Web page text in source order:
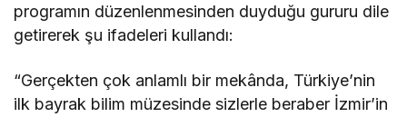
programın düzenlenmesinden duyduğu gururu dile
getirerek şu ifadeleri kullandı:
“Gerçekten çok anlamlı bir mekânda, Türkiye’nin
ilk bayrak bilim müzesinde sizlerle beraber İzmir’in